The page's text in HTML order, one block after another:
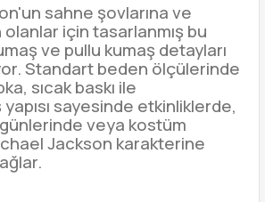
sahne şovlarına ve
için tasarlanmış bu
ve pullu kumaş detayları
Standart beden ölçülerinde
sıcak baskı ile
sayesinde etkinliklerde,
veya kostüm
Jackson karakterine